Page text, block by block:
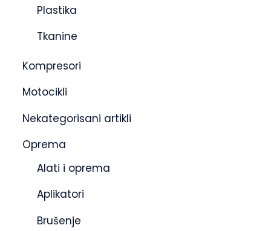
Plastika
Tkanine
Kompresori
Motocikli
Nekategorisani artikli
Oprema
Alati i oprema
Aplikatori
Brušenje